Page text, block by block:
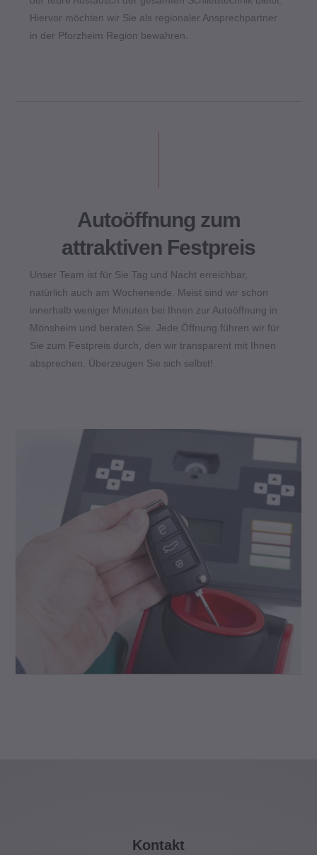
Hiervor möchten wir Sie als regionaler Ansprechpartner
in der Pforzheim Region bewahren.
Autoöffnung zum
attraktiven Festpreis
Unser Team ist für Sie Tag und Nacht erreichbar,
natürlich auch am Wochenende. Meist sind wir schon
innerhalb weniger Minuten bei Ihnen zur Autoöffnung in
Mönsheim und beraten Sie. Jede Öffnung führen wir für
Sie zum Festpreis durch, den wir transparent mit Ihnen
absprechen. Überzeugen Sie sich selbst!
Kontakt